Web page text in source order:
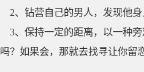
2、钻营自己的男人，发现他
3、保持一定的距离，以一种
吗？如果会，那就去找寻让你留